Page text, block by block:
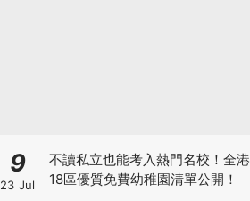
9
23 Jul
不讀私立也能考入熱門名校！全港
18區優質免費幼稚園清單公開！